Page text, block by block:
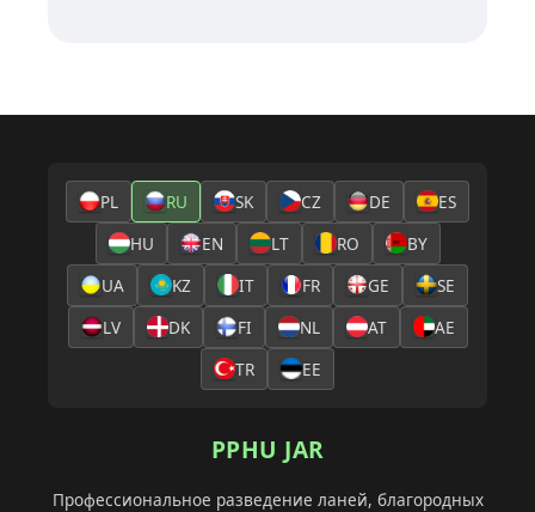
PL RU SK CZ DE
ES
HU
EN LT RO
BY
UA
KZ IT FR GE
SE
LV
DK FI NL AT
AE
TR
EE
PPHU JAR
Профессиональное разведение ланей, благородных